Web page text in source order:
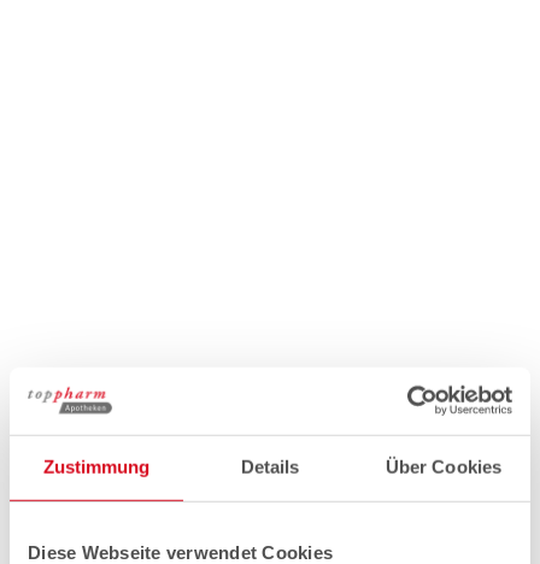
Zustimmung Details Über Cookies
Diese Webseite verwendet Cookies